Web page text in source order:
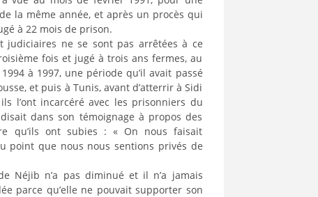
la même année, et après un procès qui
à 22 mois de prison.
judiciaires ne se sont pas arrêtées à ce
fois et jugé à trois ans fermes, au
à 1997, une période qu’il avait passé
et puis à Tunis, avant d’atterrir à Sidi
l’ont incarcéré avec les prisonniers du
dans son témoignage à propos des
qu’ils ont subies : « On nous faisait
point que nous nous sentions privés de
Néjib n’a pas diminué et il n’a jamais
parce qu’elle ne pouvait supporter son